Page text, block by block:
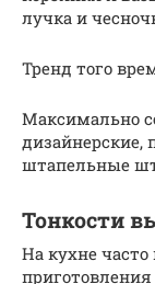
лучка и
Тренд того
Максимально
дизайнерские,
штапельные
Тонкости
На кухне